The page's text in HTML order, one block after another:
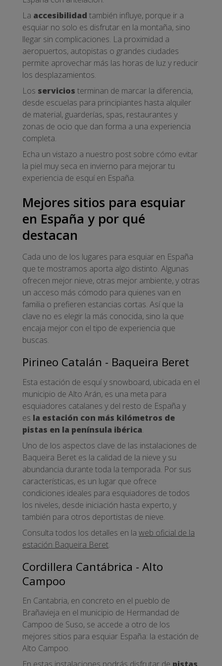
La accesibilidad también influye, porque ir a
esquiar no solo es disfrutar en la montaña, sino
llegar sin complicaciones. La proximidad a
aeropuertos, autopistas o grandes ciudades
permite aprovechar más las horas de luz y reducir
los desplazamientos.
Los servicios terminan de marcar la diferencia,
desde escuelas para principiantes hasta alquiler
de material, guarderías, spas, restaurantes y
zonas de ocio que dan forma a una experiencia
completa.
Echa un vistazo a nuestro post sobre cómo evitar
la piel muy seca en invierno para mejorar tu
experiencia de esquí en España.
Mejores sitios para esquiar
en España y por qué
destacan
Cada uno de los lugares para esquiar en España
que te mostramos aporta algo distinto. Algunas
ofrecen mejor nieve, otras mejor ambiente, y otras
un acceso más cómodo para quienes van en
familia o prefieren estancias cortas. Así que la
clave no es elegir la más conocida, sino la que
encaja mejor con el tipo de experiencia que
buscas.
Pirineo Catalán - Baqueira Beret
Esta estación de esquí y snowboard, ubicada en el
municipio de Alto Arán, es una meta para
esquiadores catalanes y del resto de España y
es la estación con más kilómetros de
pistas en la península ibérica.
Uno de los aspectos clave de las instalaciones de
Baqueira Beret es la calidad de la nieve y su
abundancia durante toda la temporada. Por sus
características, es un lugar que ofrece
condiciones ideales para esquiadores de todos
los niveles, desde iniciación hasta experto, y
también para otros deportistas de nieve.
Consulta todos los detalles en la web oficial de la
estación Baqueira Beret.
Cordillera Cantábrica - Alto
Campoo
En Cantabria, en concreto en el pueblo de
Brañavieja en el municipio de Hermandad de
Campoo de Suso, se accede a otro de los
mejores sitios para esquiar España: la estación de
Alto Campoo.